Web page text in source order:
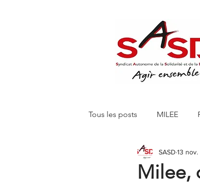
Tous les posts MILEE
Editions 150 Euros
Milee,
SASD 13